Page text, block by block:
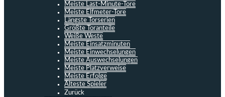
Meiste Last-Minute-Tore
Meiste Elfmeter-Tore
Längste Torserien
Größte Toranteile
Weiße Weste
Meiste Einsatzminuten
Meiste Einwechselungen
Meiste Auswechselungen
Meiste Platzverweise
Meiste Erfolge
Älteste Spieler
Zurück